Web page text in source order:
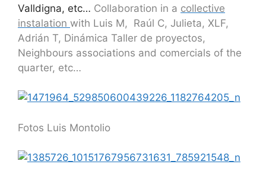
Valldigna, etc… Collaboration in a collective
instalation with Luis M, Raúl C, Julieta, XLF,
Adrián T, Dinámica Taller de proyectos,
Neighbours associations and comercials of the
quarter, etc…
Fotos Luis Montolio